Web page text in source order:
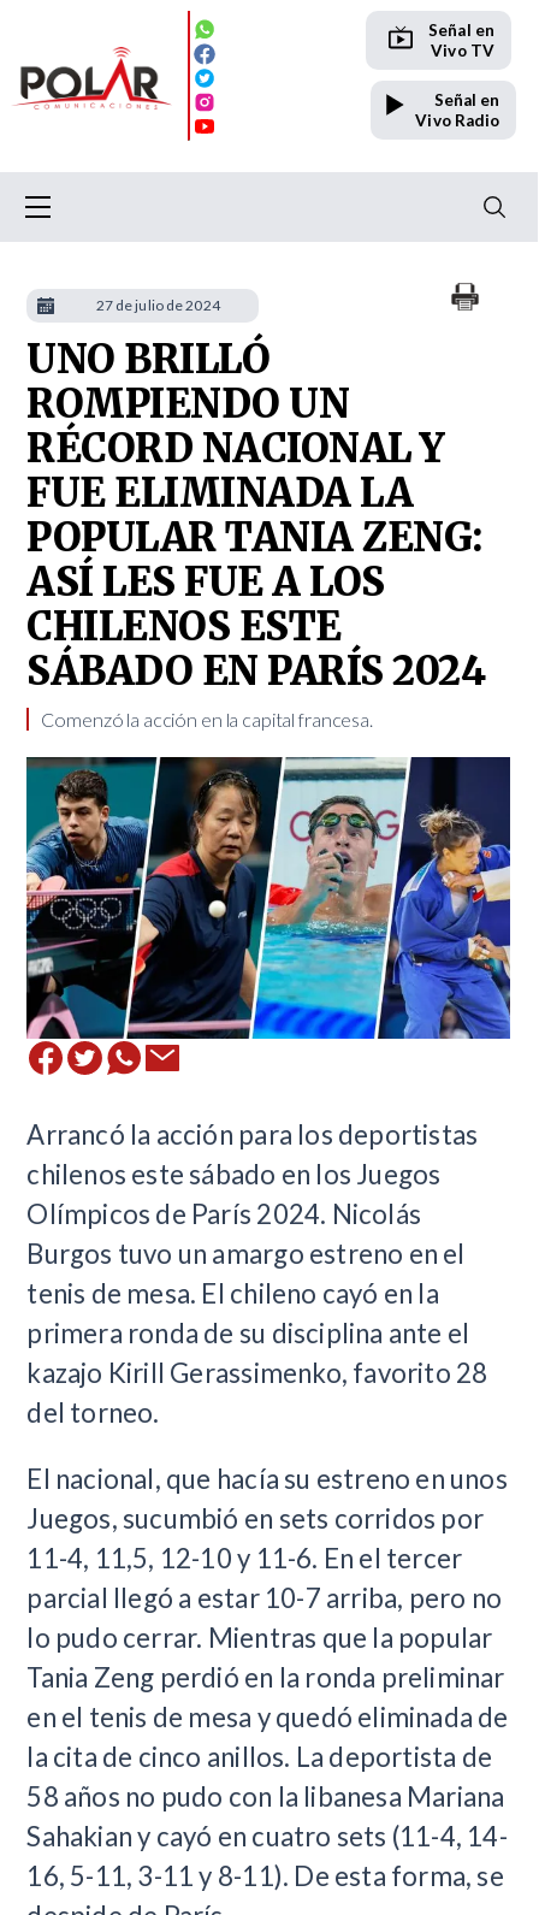
Señal en
Vivo TV
Señal en
Vivo Radio
UNO BRILLÓ
ROMPIENDO UN
RÉCORD NACIONAL Y
FUE ELIMINADA LA
POPULAR TANIA ZENG:
ASÍ LES FUE A LOS
CHILENOS ESTE
SÁBADO EN PARÍS 2024
Comenzó la acción en la capital francesa.​
Arrancó la acción para los deportistas
chilenos este sábado en los Juegos
Olímpicos de París 2024. Nicolás
Burgos tuvo un amargo estreno en el
tenis de mesa. El chileno cayó en la
primera ronda de su disciplina ante el
kazajo Kirill Gerassimenko, favorito 28
del torneo.
El nacional, que hacía su estreno en unos
Juegos, sucumbió en sets corridos por
11-4, 11,5, 12-10 y 11-6. En el tercer
parcial llegó a estar 10-7 arriba, pero no
lo pudo cerrar. Mientras que la popular
Tania Zeng perdió en la ronda preliminar
en el tenis de mesa y quedó eliminada de
la cita de cinco anillos. La deportista de
58 años no pudo con la libanesa Mariana
Sahakian y cayó en cuatro sets (11-4, 14-
16, 5-11, 3-11 y 8-11). De esta forma, se
27 de julio de 2024